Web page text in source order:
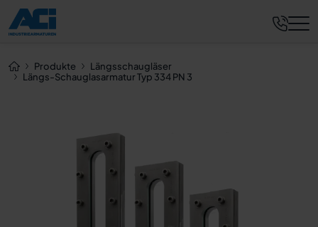
Produkte
Längsschaugläser
Längs-Schauglasarmatur Typ 334 PN 3